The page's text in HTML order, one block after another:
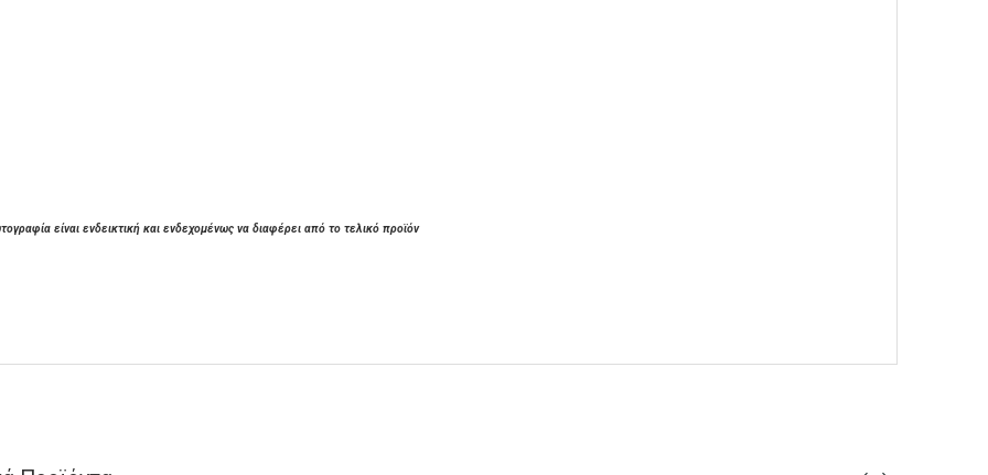
είναι ενδεικτική και ενδεχομένως να διαφέρει από το τελικό προϊόν